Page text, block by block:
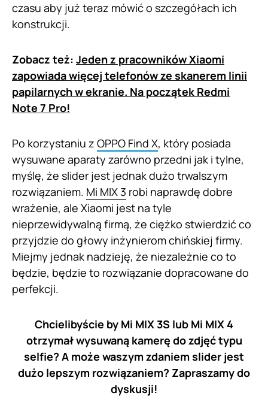
czasu aby już teraz mówić o szczegółach ich
konstrukcji.
Zobacz też: Jeden z pracowników Xiaomi
zapowiada więcej telefonów ze skanerem linii
papilarnych w ekranie. Na początek Redmi
Note 7 Pro!
Po korzystaniu z OPPO Find X, który posiada
wysuwane aparaty zarówno przedni jak i tylne,
myślę, że slider jest jednak dużo trwalszym
rozwiązaniem. Mi MIX 3 robi naprawdę dobre
wrażenie, ale Xiaomi jest na tyle
nieprzewidywalną firmą, że ciężko stwierdzić co
przyjdzie do głowy inżynierom chińskiej firmy.
Miejmy jednak nadzieję, że niezależnie co to
będzie, będzie to rozwiązanie dopracowane do
perfekcji.
Chcielibyście by Mi MIX 3S lub Mi MIX 4
otrzymał wysuwaną kamerę do zdjęć typu
selfie? A może waszym zdaniem slider jest
dużo lepszym rozwiązaniem? Zapraszamy do
dyskusji!